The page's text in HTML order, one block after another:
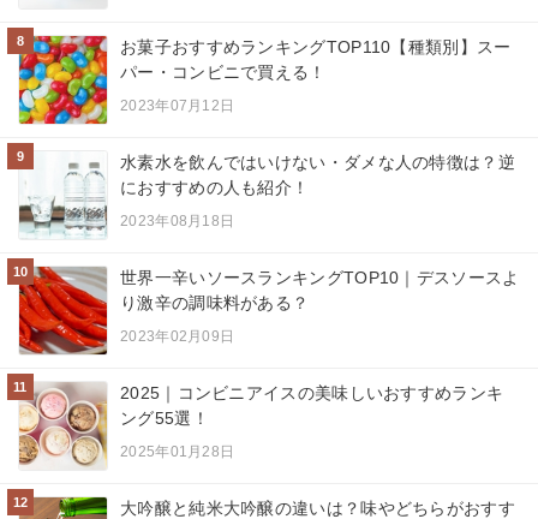
8
お菓子おすすめランキングTOP110【種類別】スー
パー・コンビニで買える！
2023年07月12日
9
水素水を飲んではいけない・ダメな人の特徴は？逆
におすすめの人も紹介！
2023年08月18日
10
世界一辛いソースランキングTOP10｜デスソースよ
り激辛の調味料がある？
2023年02月09日
11
2025｜コンビニアイスの美味しいおすすめランキ
ング55選！
2025年01月28日
12
大吟醸と純米大吟醸の違いは？味やどちらがおすす